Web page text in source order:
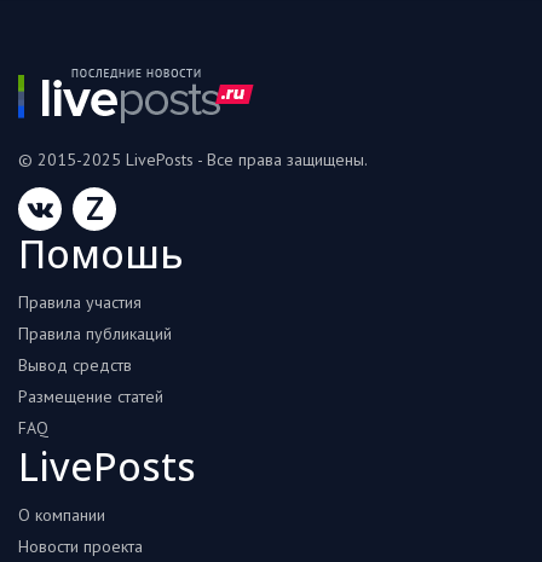
© 2015-2025 LivePosts - Все права защищены.
Z
Помошь
Правила участия
Правила публикаций
Вывод средств
Размещение статей
FAQ
LivePosts
О компании
Новости проекта